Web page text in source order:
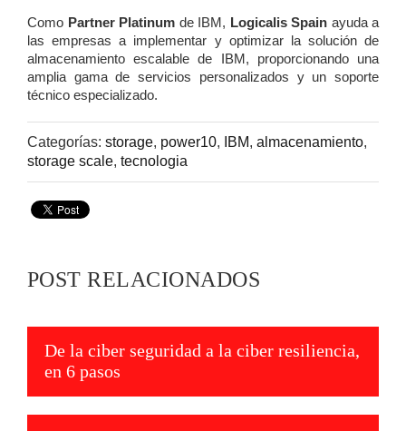
Como Partner Platinum de IBM, Logicalis Spain ayuda a
las empresas a implementar y optimizar la solución de
almacenamiento escalable de IBM, proporcionando una
amplia gama de servicios personalizados y un soporte
técnico especializado.
Categorías: storage, power10, IBM, almacenamiento,
storage scale, tecnologia
POST RELACIONADOS
De la ciber seguridad a la ciber resiliencia,
en 6 pasos